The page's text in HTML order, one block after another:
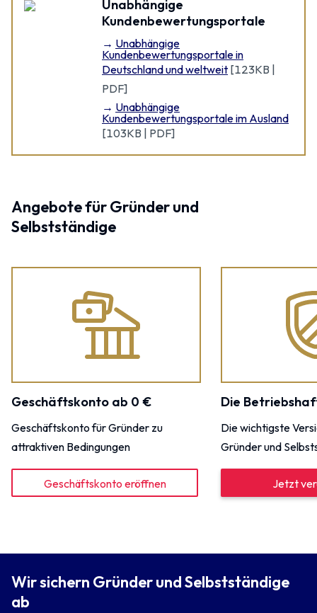
Unabhängige
Kundenbewertungsportale
Unabhängige
Kundenbewertungsportale in
Deutschland und weltweit [123KB |
PDF]
Unabhängige
Kundenbewertungsportale im Ausland
[103KB | PDF]
Angebote für Gründer und
Selbstständige
Geschäftskonto ab 0 €
Geschäftskonto für Gründer zu
attraktiven Bedingungen
Geschäftskonto eröffnen
Die
Die wichtigste
Gründer und
Jetzt
Wir sichern Gründer und Selbstständige
ab